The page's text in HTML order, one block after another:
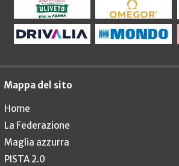
Mappa del sito
Home
La Federazione
Maglia azzurra
PISTA 2.0